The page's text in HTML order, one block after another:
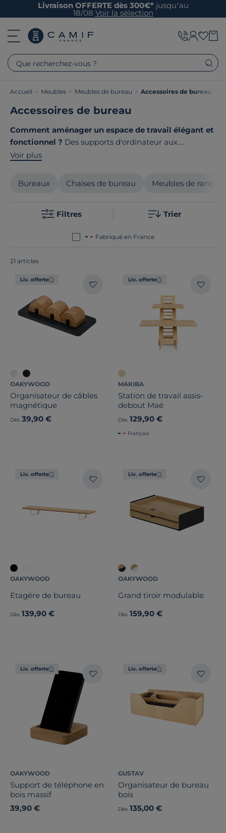
Livraison OFFERTE dès 300€* jusqu’au
18/08 Voir la sélection
Que recherchez-vous ?
Accueil > Meubles > Meubles de bureau > Accessoires de bureau
Accessoires de bureau
Comment aménager un espace de travail élégant et
fonctionnel ? Des supports d'ordinateur aux
organisateurs en bois noble, découvrez nos
avec soin. Chez Camif, nous sélectionnons des produits
commun de nos produits ? Ils sont tousfabriqués en
Voir plus
Bureaux Chaises de bureau Meubles de
Filtres Trier
Fabriqué en France
21 articles
Liv. offerte
OAKYWOOD
Organisateur de câbles
magnétique
Dès 39,90 €
Liv. offerte
MAKIBA
Station de travail assis-
debout Maé
Dès 129,90 €
Français
Liv. offerte
OAKYWOOD
Etagére de bureau
Dès 139,90 €
Liv. offerte
OAKYWOOD
Grand tiroir modulable
Dès 159,90 €
Liv. offerte
OAKYWOOD
Support de téléphone en
bois massif
39,90 €
Liv. offerte
GUSTAV
Organisateur de bureau
bois
Dès 135,00 €
Largeur
Hauteur
Note des clients